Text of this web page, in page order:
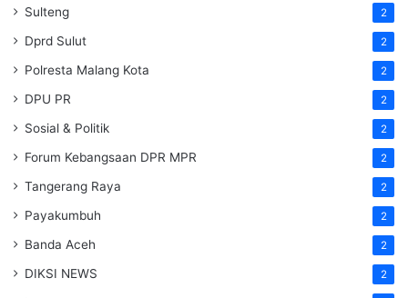
Sulteng 2
Dprd Sulut 2
Polresta Malang Kota 2
DPU PR 2
Sosial & Politik 2
Forum Kebangsaan DPR MPR 2
Tangerang Raya 2
Payakumbuh 2
Banda Aceh 2
DIKSI NEWS 2